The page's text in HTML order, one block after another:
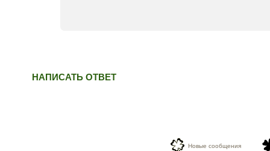
НАПИСАТЬ ОТВЕТ
Новые сообщения